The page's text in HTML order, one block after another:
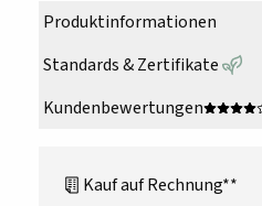
Produktinformationen
Standards & Zertifikate
Kundenbewertungen
Kauf auf Rechnung**